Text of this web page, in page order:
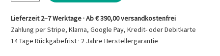
3000
i
Silent,
Lieferzeit 2–7 Werktage · Ab € 390,00 versandkostenfrei
Zahlung per Stripe, Klarna, Google Pay, Kredit- oder Debitkarte
14 Tage Rückgabefrist · 2 Jahre Herstellergarantie